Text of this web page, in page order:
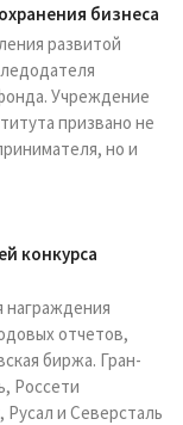
бизнеса
развитой
Учреждение
призвано не
но и
конкурса
награждения
отчетов,
биржа. Гран-
Россети
и Северсталь